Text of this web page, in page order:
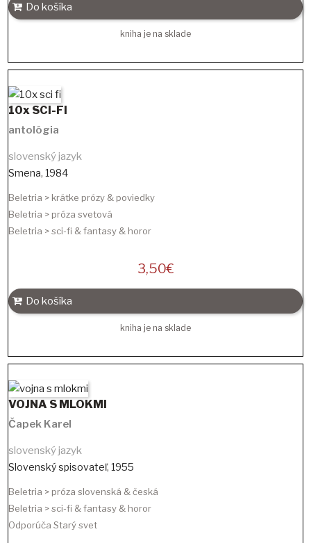
Do košíka
kniha je na sklade
10x SCI-FI
antológia
slovenský jazyk
Smena, 1984
Beletria > krátke prózy & poviedky
Beletria > próza svetová
Beletria > sci-fi & fantasy & horor
3,50€
Do košíka
kniha je na sklade
VOJNA S MLOKMI
Čapek Karel
slovenský jazyk
Slovenský spisovateľ, 1955
Beletria > próza slovenská & česká
Beletria > sci-fi & fantasy & horor
Odporúča Starý svet